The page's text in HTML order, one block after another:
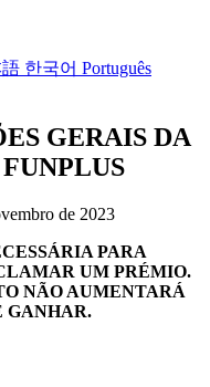
語 한국어 Português
GERAIS DA
de 2023
PARA
UM PRÉMIO.
NÃO AUMENTARÁ
GANHAR.